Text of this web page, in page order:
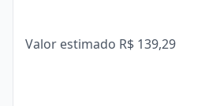
Valor estimado R$ 139,29